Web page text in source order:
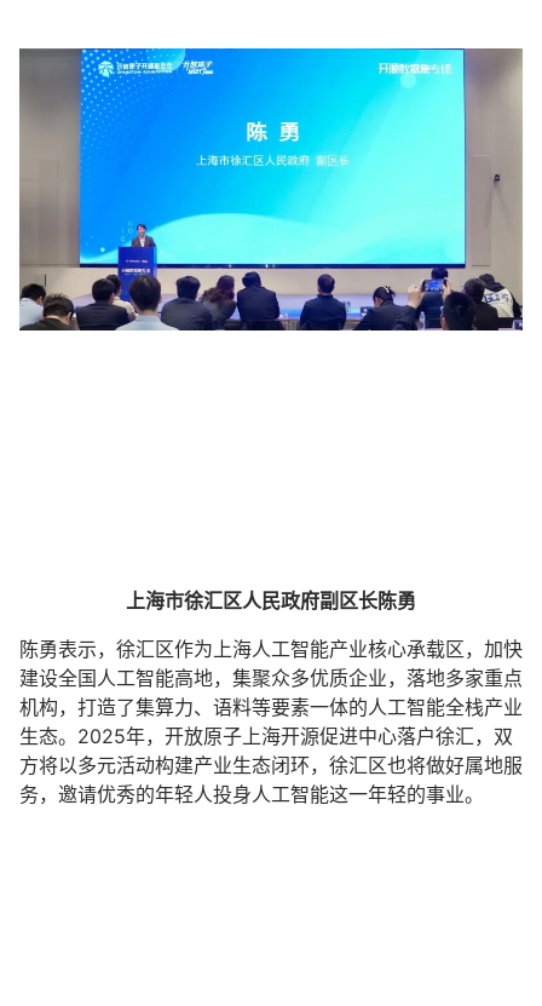
上海市徐汇区人民政府副区长陈勇
陈勇表示，徐汇区作为上海人工智能产业核心承载区，加快
建设全国人工智能高地，集聚众多优质企业，落地多家重点
机构，打造了集算力、语料等要素一体的人工智能全栈产业
生态。2025年，开放原子上海开源促进中心落户徐汇，双
方将以多元活动构建产业生态闭环，徐汇区也将做好属地服
务，邀请优秀的年轻人投身人工智能这一年轻的事业。